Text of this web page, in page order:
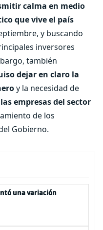
calma en medio
que vive el país
y buscando
inversores
también
dejar en claro la
y la necesidad de
empresas del sector
de los
Gobierno.
una variación